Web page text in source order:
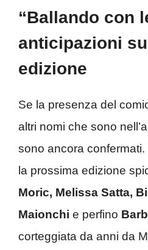
“Ballando con
anticipazioni
edizione
Se la presenza del
altri nomi che sono
sono ancora
la prossima edizione
Moric, Melissa Satta,
Maionchi e perfino
corteggiata da anni da